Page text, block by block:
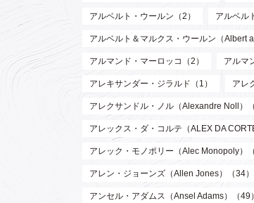
アルベルト・ウールン（2） アルベル
アルベルト＆マルクス・ウールン（Albert
アルマンド・マーロッコ（2） アルマ
アレキサンダー・ジラルド（1） アレ
アレクサンドル・ノル（Alexandre Noll）（
アレックス・ダ・コルテ（ALEX DA
アレック・モノポリー（Alec Monopoly）（
アレン・ジョーンズ（Allen Jones）（34）
アンセル・アダムス（Ansel Adams）（49）